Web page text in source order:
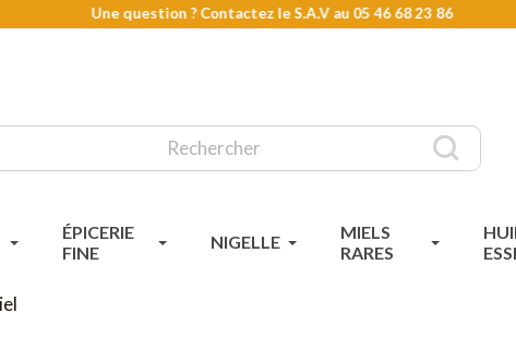
Une question ? Contactez le S.A.V au 05 46 68 23 86
ÉPICERIE
FINE
NIGELLE
MIELS
RARES